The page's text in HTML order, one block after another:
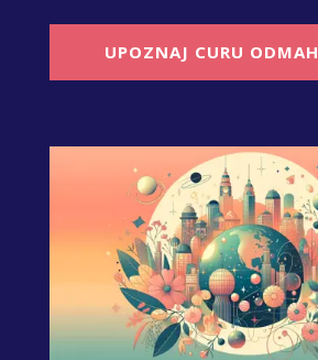
UPOZNAJ CURU ODMAH